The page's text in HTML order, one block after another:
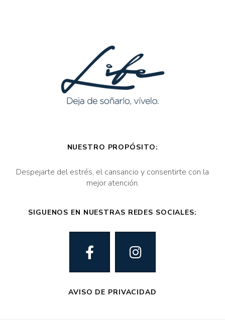
NUESTRO PROPÓSITO:
Despejarte del estrés, el cansancio y consentirte con la
mejor atención.
SIGUENOS EN NUESTRAS REDES SOCIALES:
AVISO DE PRIVACIDAD